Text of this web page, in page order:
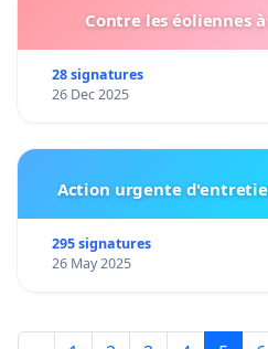
Contre les éoliennes
28 signatures
26 Dec 2025
Action urgente
295 signatures
26 May 2025